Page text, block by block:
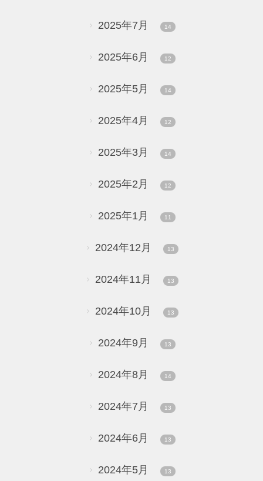
2025年7月 14
2025年6月 12
2025年5月 14
2025年4月 12
2025年3月 14
2025年2月 12
2025年1月 11
2024年12月 13
2024年11月 13
2024年10月 13
2024年9月 13
2024年8月 14
2024年7月 13
2024年6月 13
2024年5月 13